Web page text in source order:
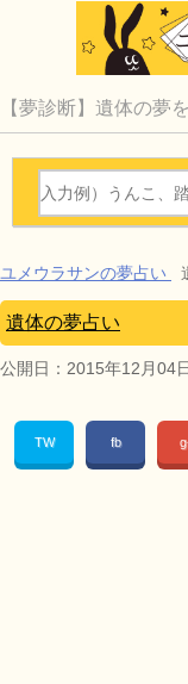
【夢診断】遺体の夢
ユメウラサンの夢占い
遺体の夢占い
公開日： 2015年12月04
TW fb